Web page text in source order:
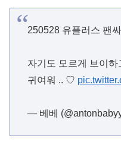
250528 유플러스 팬싸
자기도 모르게 브이
귀여워 .. ♡
— 베베